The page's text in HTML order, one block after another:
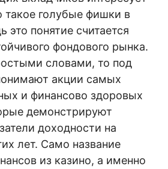
такое голубые фишки в
это понятие считается
фондового рынка.
словами, то под
акции самых
и финансово здоровых
демонстрируют
доходности на
лет. Само название
из казино, а именно